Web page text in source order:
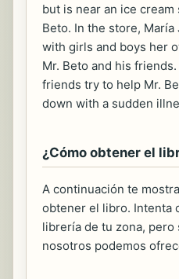
but is near an ice
Beto. In the store,
with girls and boys her
Mr. Beto and his
friends try to help Mr.
down with a sudden
¿Cómo obtener el
A continuación te
obtener el libro. Intenta
librería de tu zona, pero
nosotros podemos